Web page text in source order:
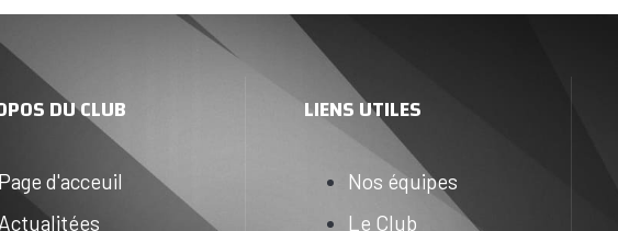
DU CLUB
d'acceuil
LIENS UTILES
Nos équipes
Le Club